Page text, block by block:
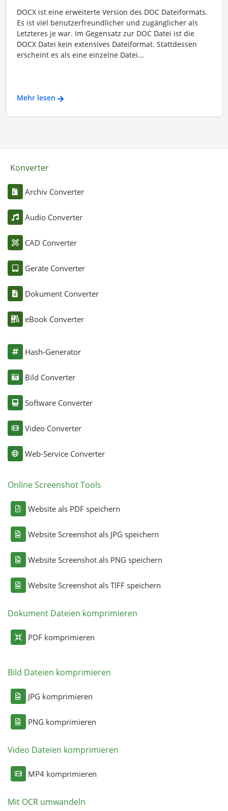
DOCX ist eine erweiterte Version des DOC Dateiformats.
Es ist viel benutzerfreundlicher und zugänglicher als
Letzteres je war. Im Gegensatz zur DOC Datei ist die
DOCX Datei kein extensives Dateiformat. Stattdessen
erscheint es als eine einzelne Datei...
Mehr lesen
Konverter
Archiv Converter
Audio Converter
CAD Converter
Geräte Converter
Dokument Converter
eBook Converter
Hash-Generator
Bild Converter
Software Converter
Video Converter
Web-Service Converter
Online Screenshot Tools
Website als PDF speichern
Website Screenshot als JPG speichern
Website Screenshot als PNG speichern
Website Screenshot als TIFF speichern
Dokument Dateien komprimieren
PDF komprimieren
Bild Dateien komprimieren
JPG komprimieren
PNG komprimieren
Video Dateien komprimieren
MP4 komprimieren
Mit OCR umwandeln